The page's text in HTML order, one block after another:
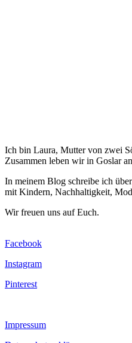
Ich bin Laura, Mutter von zwei
Zusammen leben wir in Goslar
In meinem Blog schreibe ich
mit Kindern, Nachhaltigkeit,
Wir freuen uns auf Euch.
Facebook
Instagram
Pinterest
Impressum